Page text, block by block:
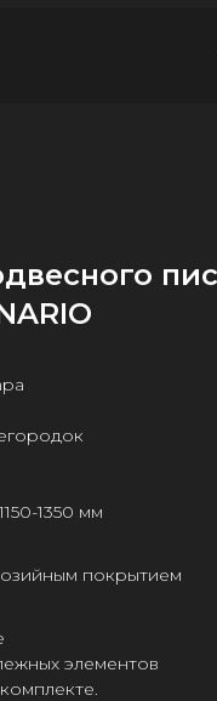
1350 мм
покрытием
элементов